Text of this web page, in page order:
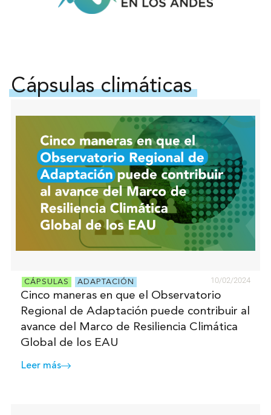
Cápsulas climáticas
CÁPSULAS ADAPTACIÓN 10/02/2024
Cinco maneras en que el Observatorio
Regional de Adaptación puede contribuir al
avance del Marco de Resiliencia Climática
Global de los EAU
Leer más